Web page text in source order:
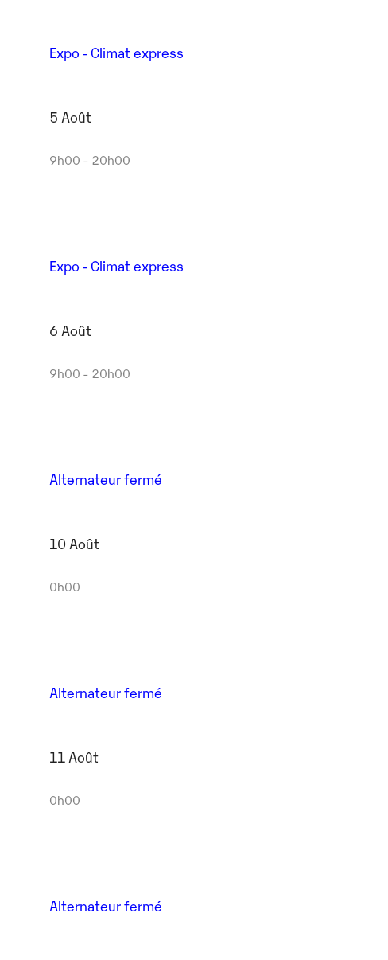
Expo - Climat express
5 Août
9h00 - 20h00
Expo - Climat express
6 Août
9h00 - 20h00
Alternateur fermé
10 Août
0h00
Alternateur fermé
11 Août
0h00
Alternateur fermé